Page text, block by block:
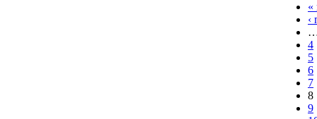
«
‹
4
5
6
7
8
9